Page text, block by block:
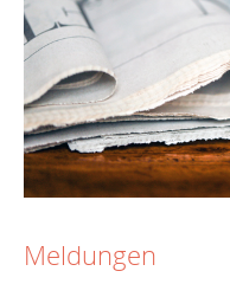
Meldungen